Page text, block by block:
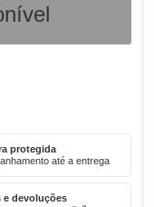
protegida
até a entrega
e devoluções